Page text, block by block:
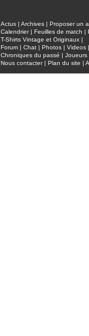
Actus | Archives | Proposer un
Calendrier| Feuilles de match |
T-Shirts Vintage et Originaux |
Forum | Chat | Photos | Videos |
Chroniques du passé | Joueurs
Nous contacter| Plan du site |